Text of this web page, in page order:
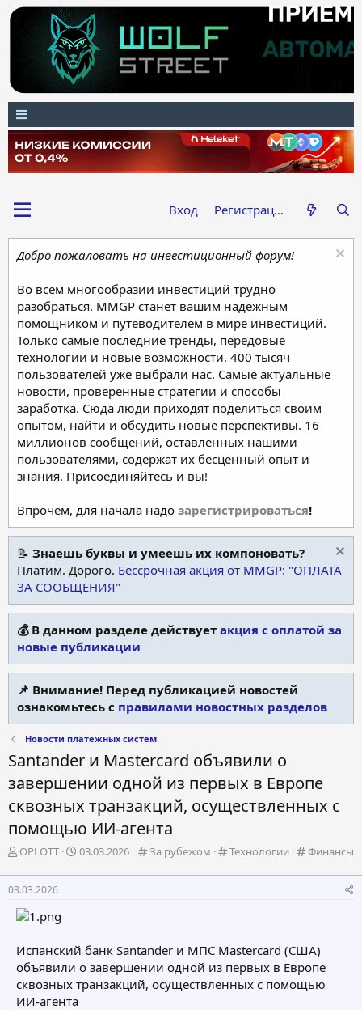
Вход Регистрация
Добро пожаловать на инвестиционный форум!
Во всем многообразии инвестиций трудно
разобраться. MMGP станет вашим надежным
помощником и путеводителем в мире инвестиций.
Только самые последние тренды, передовые
технологии и новые возможности. 400 тысяч
пользователей уже выбрали нас. Самые актуальные
новости, проверенные стратегии и способы
заработка. Сюда люди приходят поделиться своим
опытом, найти и обсудить новые перспективы. 16
миллионов сообщений, оставленных нашими
пользователями, содержат их бесценный опыт и
знания. Присоединяйтесь и вы!
Впрочем, для начала надо зарегистрироваться!
📝 Знаешь буквы и умеешь их компоновать?
Платим. Дорого. Бессрочная акция от MMGP: "ОПЛАТА
ЗА СООБЩЕНИЯ"
💰 В данном разделе действует акция с оплатой за
новые публикации
📌 Внимание! Перед публикацией новостей
ознакомьтесь с правилами новостных разделов
Новости платежных систем
Santander и Mastercard объявили о
завершении одной из первых в Европе
сквозных транзакций, осуществленных с
помощью ИИ-агента
К
т
и
я
За рубежом
К
т
и
я
Технологии
К
т
и
я
Финансы
А
т
о
р
т
м
ы
OPLOTT
Д
т
а
л
а
03.03.2026
03.03.2026
Испанский банк Santander и МПС Mastercard (США)
объявили о завершении одной из первых в Европе
сквозных транзакций, осуществленных с помощью
ИИ-агента